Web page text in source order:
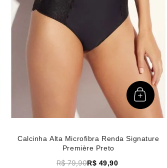
Calcinha Alta Microfibra Renda Signature
Première Preto
R$ 79,90R$ 49,90